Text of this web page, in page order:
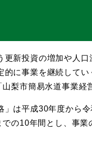
更新投資の増加や人
的に事業を継続して
梨市簡易水道事業経
」は平成30年度から
の10年間とし、事